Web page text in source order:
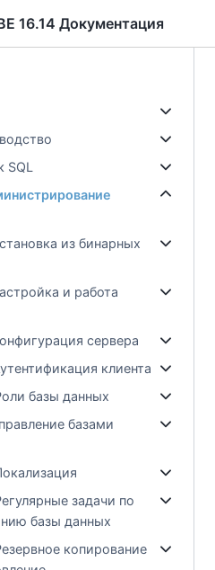
16.14 Документация
SQL
из бинарных
и работа
сервера
клиента
базы данных
базами
задачи по
базы данных
копирование